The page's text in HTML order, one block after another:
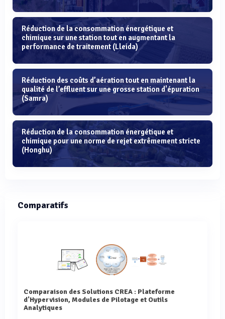
Réduction de la consommation énergétique et
chimique sur une station tout en augmentant la
performance de traitement (Lleida)
Réduction des coûts d’aération tout en maintenant la
qualité de l’effluent sur une grosse station d'épuration
(Samra)
Réduction de la consommation énergétique et
chimique pour une norme de rejet extrêmement stricte
(Honghu)
Comparatifs
Comparaison des Solutions CREA : Plateforme
d'Hypervision, Modules de Pilotage et Outils
Analytiques